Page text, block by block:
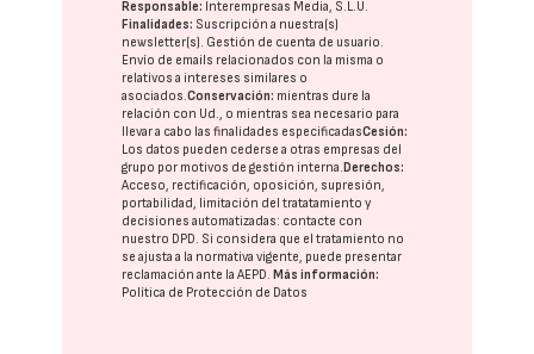
Responsable: Interempresas Media, S.L.U.
Finalidades: Suscripción a nuestra(s)
newsletter(s). Gestión de cuenta de usuario.
Envío de emails relacionados con la misma o
relativos a intereses similares o
asociados.Conservación: mientras dure la
relación con Ud., o mientras sea necesario para
llevar a cabo las finalidades especificadasCesión:
Los datos pueden cederse a otras empresas del
grupo por motivos de gestión interna. Derechos:
Acceso, rectificación, oposición, supresión,
portabilidad, limitación del tratatamiento y
decisiones automatizadas: contacte con
nuestro DPD. Si considera que el tratamiento no
se ajusta a la normativa vigente, puede presentar
reclamación ante laAEPD. Más información:
Política de Protección de Datos